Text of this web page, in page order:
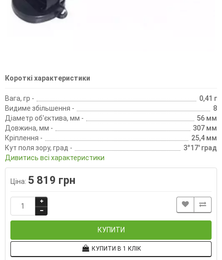
Короткі характеристики
Вага, гр -
0,41 г
Видиме збільшення -
8
Діаметр об'єктива, мм -
56 мм
Довжина, мм -
307 мм
Кріплення -
25,4 мм
Кут поля зору, град -
3°17' град
Дивитись всі характеристики
Ціна: 5 819 грн
КУПИТИ
КУПИТИ В 1 КЛІК